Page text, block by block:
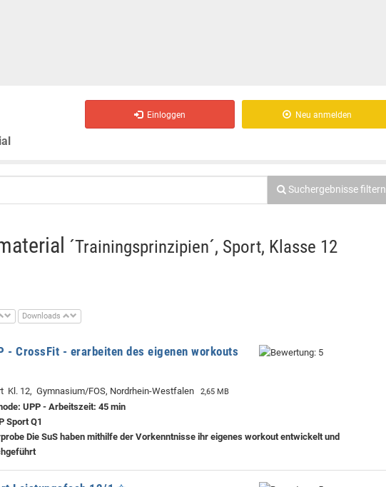
Einloggen Neu anmelden
Suchergebnisse filtern
´Trainingsprinzipien´, Sport, Klasse 12
Downloads
- CrossFit - erarbeiten des eigenen workouts
Kl. 12, Gymnasium/FOS, Nordrhein-Westfalen 2,65 MB
UPP - Arbeitszeit: 45 min
Sport Q1
Die SuS haben mithilfe der Vorkenntnisse ihr eigenes workout entwickelt und